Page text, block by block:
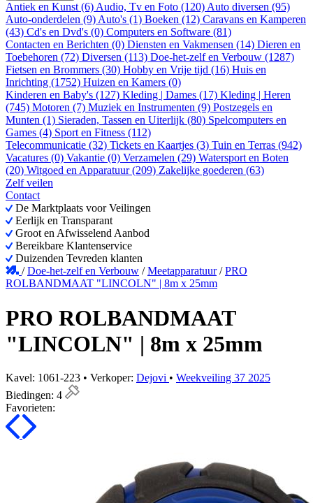
Antiek en Kunst (6) Audio, Tv en Foto (120) Auto diversen (95)
Auto-onderdelen (9) Auto's (1) Boeken (12) Caravans en Kamperen
(43) Cd's en Dvd's (0) Computers en Software (81)
Contacten en Berichten (0) Diensten en Vakmensen (14) Dieren en
Toebehoren (72) Diversen (113) Doe-het-zelf en Verbouw (1287)
Fietsen en Brommers (30) Hobby en Vrije tijd (16) Huis en
Inrichting (1752) Huizen en Kamers (0)
Kinderen en Baby's (127) Kleding | Dames (17) Kleding | Heren
(745) Motoren (7) Muziek en Instrumenten (9) Postzegels en
Munten (1) Sieraden, Tassen en Uiterlijk (80) Spelcomputers en
Games (4) Sport en Fitness (112)
Telecommunicatie (32) Tickets en Kaartjes (3) Tuin en Terras (942)
Vacatures (0) Vakantie (0) Verzamelen (29) Watersport en Boten
(20) Witgoed en Apparatuur (209) Zakelijke goederen (63)
Zelf veilen
Contact
De Marktplaats voor Veilingen
Eerlijk en Transparant
Groot en Afwisselend Aanbod
Bereikbare Klantenservice
Duizenden Tevreden klanten
/Doe-het-zelf en Verbouw /Meetapparatuur /PRO
ROLBANDMAAT "LINCOLN" | 8m x 25mm
PRO ROLBANDMAAT
"LINCOLN" | 8m x 25mm
Kavel: 1061-223 • Verkoper: Dejovi • Weekveiling 37 2025
Biedingen: 4
Favorieten: